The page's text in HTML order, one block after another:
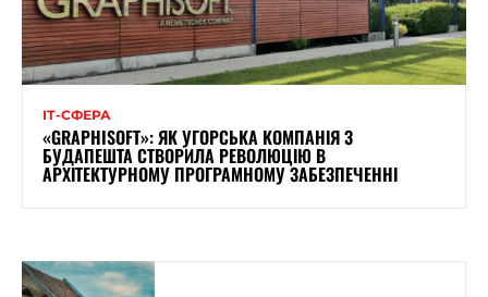
ІТ-СФЕРА
«GRAPHISOFT»: ЯК УГОРСЬКА КОМПАНІЯ З
БУДАПЕШТА СТВОРИЛА РЕВОЛЮЦІЮ В
АРХІТЕКТУРНОМУ ПРОГРАМНОМУ ЗАБЕЗПЕЧЕННІ